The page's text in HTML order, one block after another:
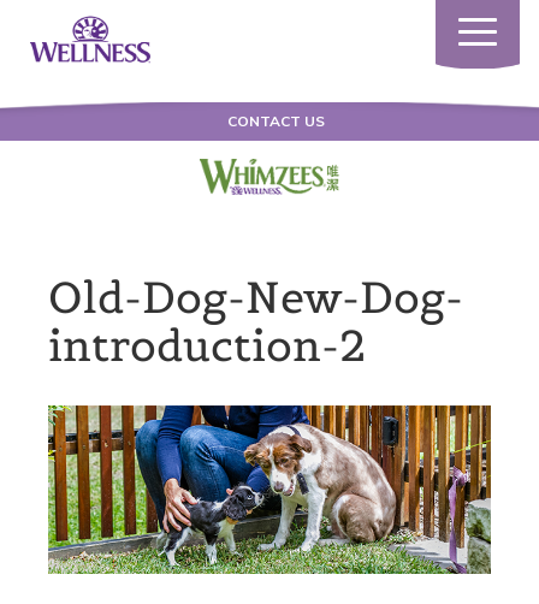
Toggle
CONTACT US
Old-Dog-New-Dog-
introduction-2